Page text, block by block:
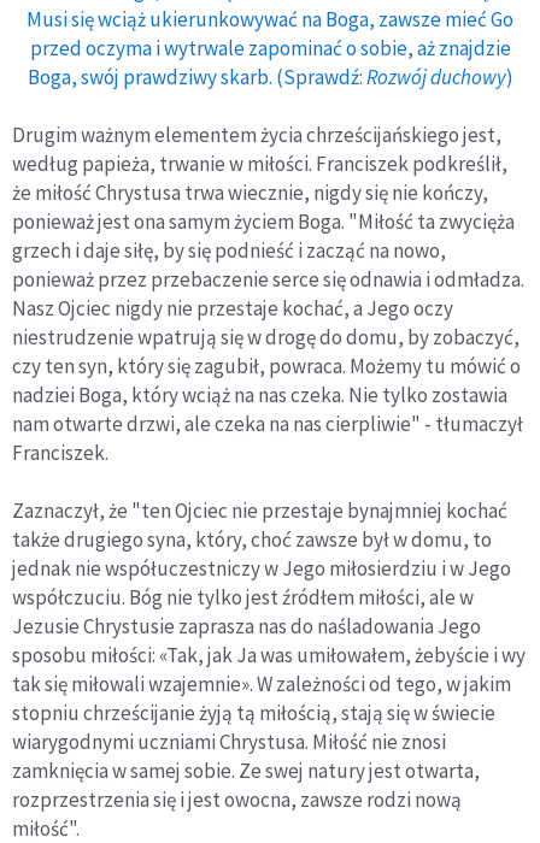
Musi się wciąż ukierunkowywać na Boga, zawsze mieć Go
przed oczyma i wytrwale zapominać o sobie, aż znajdzie
Boga, swój prawdziwy skarb. (Sprawdź:Rozwój duchowy)
Drugim ważnym elementem życia chrześcijańskiego jest,
według papieża, trwanie w miłości. Franciszek podkreślił,
że miłość Chrystusa trwa wiecznie, nigdy się nie kończy,
ponieważ jest ona samym życiem Boga. "Miłość ta zwycięża
grzech i daje siłę, by się podnieść i zacząć na nowo,
ponieważ przez przebaczenie serce się odnawia i odmładza.
Nasz Ojciec nigdy nie przestaje kochać, a Jego oczy
niestrudzenie wpatrują się w drogę do domu, by zobaczyć,
czy ten syn, który się zagubił, powraca. Możemy tu mówić o
nadziei Boga, który wciąż na nas czeka. Nie tylko zostawia
nam otwarte drzwi, ale czeka na nas cierpliwie" - tłumaczył
Franciszek.
Zaznaczył, że "ten Ojciec nie przestaje bynajmniej kochać
także drugiego syna, który, choć zawsze był w domu, to
jednak nie współuczestniczy w Jego miłosierdziu i w Jego
współczuciu. Bóg nie tylko jest źródłem miłości, ale w
Jezusie Chrystusie zaprasza nas do naśladowania Jego
sposobu miłości: «Tak, jak Ja was umiłowałem, żebyście i wy
tak się miłowali wzajemnie». W zależności od tego, w jakim
stopniu chrześcijanie żyją tą miłością, stają się w świecie
wiarygodnymi uczniami Chrystusa. Miłość nie znosi
zamknięcia w samej sobie. Ze swej natury jest otwarta,
rozprzestrzenia się i jest owocna, zawsze rodzi nową
miłość".